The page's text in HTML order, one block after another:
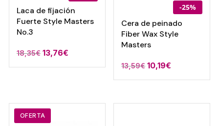
Laca de fijación
Fuerte Style Masters
No.3
18,35€ 13,76€
-25%
Cera de peinado
Fiber Wax Style
Masters
13,59€ 10,19€
OFERTA